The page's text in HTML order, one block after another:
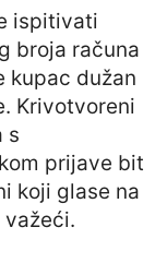
ispitivati
broja računa
kupac dužan
Krivotvoreni
s
prijave bit
koji glase na